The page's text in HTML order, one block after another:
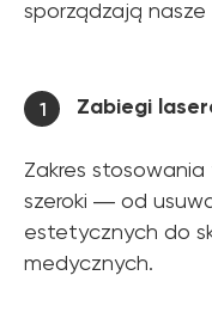
sporządzają
1 Zabiegi
Zakres
szeroki ― od
estetycznych do
medycznych.